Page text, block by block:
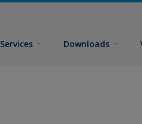
Services Downloads